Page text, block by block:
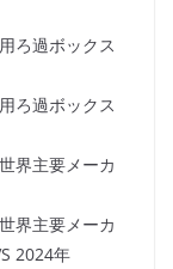
ろ過ボックス
ろ過ボックス
界主要メーカ
界主要メーカ
2024年